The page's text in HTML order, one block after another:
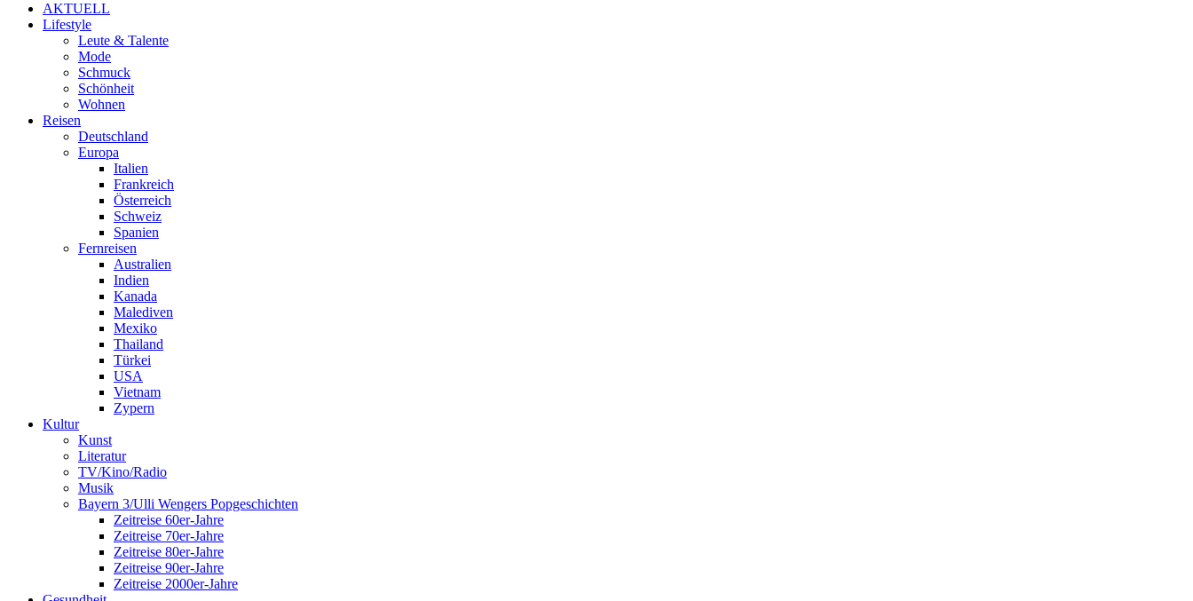
AKTUELL
Lifestyle
Leute & Talente
Mode
Schmuck
Schönheit
Wohnen
Reisen
Deutschland
Europa
Italien
Frankreich
Österreich
Schweiz
Spanien
Fernreisen
Australien
Indien
Kanada
Malediven
Mexiko
Thailand
Türkei
USA
Vietnam
Zypern
Kultur
Kunst
Literatur
TV/Kino/Radio
Musik
Bayern 3/Ulli Wengers Popgeschichten
Zeitreise 60er-Jahre
Zeitreise 70er-Jahre
Zeitreise 80er-Jahre
Zeitreise 90er-Jahre
Zeitreise 2000er-Jahre